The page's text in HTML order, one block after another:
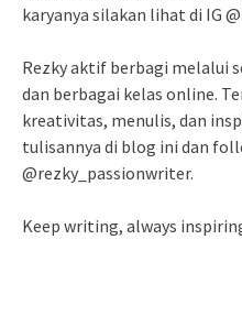
karyanya silakan lihat di IG
Rezky aktif berbagi melalui
dan berbagai kelas online.
kreativitas, menulis, dan
tulisannya di blog ini dan
@rezky_passionwriter.
Keep writing, always